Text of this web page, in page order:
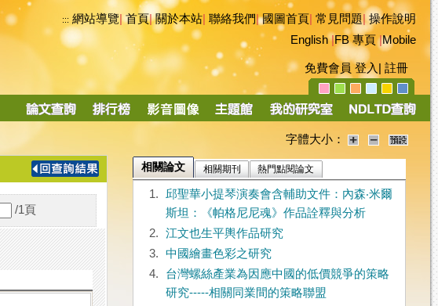
::: 網站導覽|首頁|關於本站 聯絡我們|國圖首頁 常見問題|操作說明
English|FB 專頁|Mobile
免費會員 登入 註冊
導
字體大小：
/1 頁
相關論文 相關期刊 熱門點閱論文
1.
邱聖華小提琴演奏會含輔助文件：內森‧米爾
斯坦：《帕格尼尼魂》作品詮釋與分析
2.
江文也生平輿作品研究
3.
中國繪畫色彩之研究
4.
台灣螺絲產業為因應中國的低價競爭的策略
研究-----相關同業間的策略聯盟